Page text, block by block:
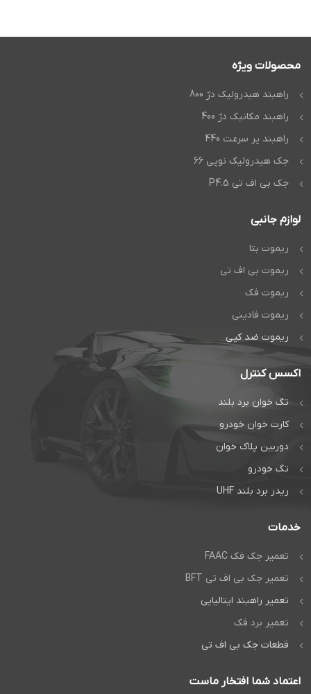
محصولات ویژه
راهبند هیدرولیک دژ 800
راهبند مکانیک دژ 400
راهبند پر سرعت 440
جک هیدرولیک نوپی 66
جک بی اف تی P4.5
لوازم جانبی
ریموت بتا
ریموت بی اف تی
ریموت فک
ریموت فادینی
ریموت ضد کپی
اکسس کنترل
تگ خوان برد بلند
کارت خوان خودرو
دوربین پلاک خوان
تگ خودرو
ریدر برد بلند UHF
خدمات
تعمیر جک فک FAAC
تعمیر جک بی اف تی BFT
تعمیر راهبند ایتالیایی
تعمیر برد فک
قطعات جک بی اف تی
اعتماد شما افتخار ماست